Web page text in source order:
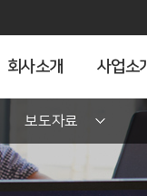
회사소개 사업소
보도자료